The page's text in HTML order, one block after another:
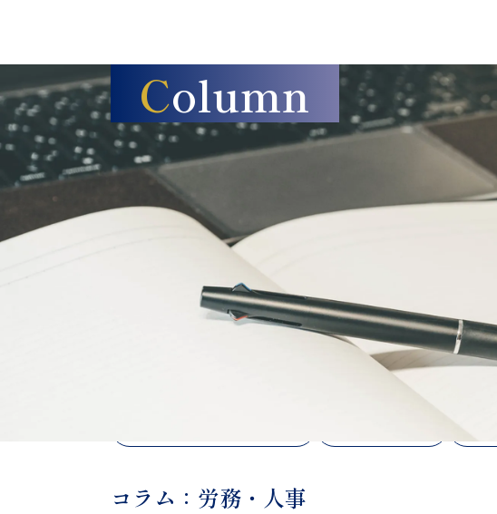
Column
TOP＞コラム＞ 労務・人事
国から探す
Japan
コラム：労務・人事